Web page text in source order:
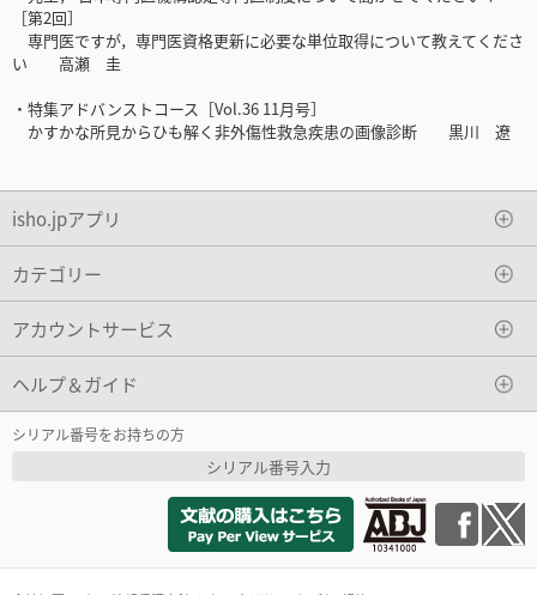
［第2回］
専門医ですが，専門医資格更新に必要な単位取得について教えてくださ
い 高瀬 圭
・特集アドバンストコース［Vol.36 11月号］
かすかな所見からひも解く非外傷性救急疾患の画像診断 黒川 遼
isho.jpアプリ
カテゴリー
アカウントサービス
ヘルプ＆ガイド
シリアル番号をお持ちの方
シリアル番号入力